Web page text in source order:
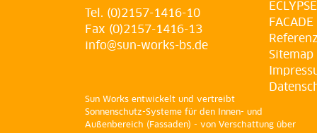
Tel. (0)2157-1416-10
Fax (0)2157-1416-13
info@sun-works-bs.de
ECLYPSE
FACADE
Sitemap
Sun Works entwickelt und vertreibt
Sonnenschutz-Systeme für den Innen- und
Außenbereich (Fassaden) - von Verschattung über